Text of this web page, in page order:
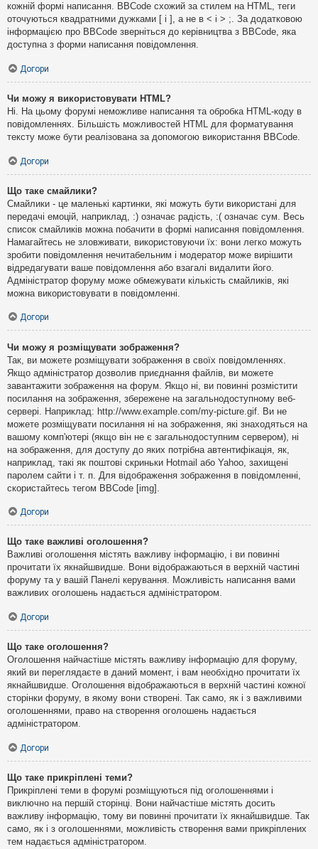
кожній формі написання. BBCode схожий за стилем на HTML, теги
оточуються квадратними дужками [ і ], а не в < і > ;. За додатковою
інформацією про BBCode зверніться до керівництва з BBCode, яка
доступна з форми написання повідомлення.
Догори
Чи можу я використовувати HTML?
Ні. На цьому форумі неможливе написання та обробка HTML-коду в
повідомленнях. Більшість можливостей HTML для форматування
тексту може бути реалізована за допомогою використання BBCode.
Догори
Що таке смайлики?
Смайлики - це маленькі картинки, які можуть бути використані для
передачі емоцій, наприклад, :) означає радість, :( означає сум. Весь
список смайликів можна побачити в формі написання повідомлення.
Намагайтесь не зловживати, використовуючи їх: вони легко можуть
зробити повідомлення нечитабельним і модератор може вирішити
відредагувати ваше повідомлення або взагалі видалити його.
Адміністратор форуму може обмежувати кількість смайликів, які
можна використовувати в повідомленні.
Догори
Чи можу я розміщувати зображення?
Так, ви можете розміщувати зображення в своїх повідомленнях.
Якщо адміністратор дозволив приєднання файлів, ви можете
завантажити зображення на форум. Якщо ні, ви повинні розмістити
посилання на зображення, збережене на загальнодоступному веб-
сервері. Наприклад: http://www.example.com/my-picture.gif. Ви не
можете розміщувати посилання ні на зображення, які знаходяться на
вашому комп'ютері (якщо він не є загальнодоступним сервером), ні
на зображення, для доступу до яких потрібна автентифікація, як,
наприклад, такі як поштові скриньки Hotmail або Yahoo, захищені
паролем сайти і т. п. Для відображення зображення в повідомленні,
скористайтесь тегом BBCode [img].
Догори
Що таке важливі оголошення?
Важливі оголошення містять важливу інформацію, і ви повинні
прочитати їх якнайшвидше. Вони відображаються в верхній частині
форуму та у вашій Панелі керування. Можливість написання вами
важливих оголошень надається адміністратором.
Догори
Що таке оголошення?
Оголошення найчастіше містять важливу інформацію для форуму,
який ви переглядаєте в даний момент, і вам необхідно прочитати їх
якнайшвидше. Оголошення відображаються в верхній частині кожної
сторінки форуму, в якому вони створені. Так само, як і з важливими
оголошеннями, право на створення оголошень надається
адміністратором.
Догори
Що таке прикріплені теми?
Прикріплені теми в форумі розміщуються під оголошеннями і
виключно на першій сторінці. Вони найчастіше містять досить
важливу інформацію, тому ви повинні прочитати їх якнайшвидше. Так
само, як і з оголошеннями, можливість створення вами прикріплених
тем надається адміністратором.